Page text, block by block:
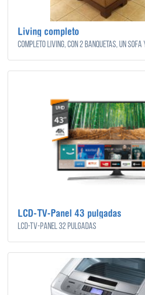
Living completo
Completo Living, con 2 banquetas, un
LCD-TV-Panel 43 pulgadas
LCD-TV-Panel 32 pulgadas